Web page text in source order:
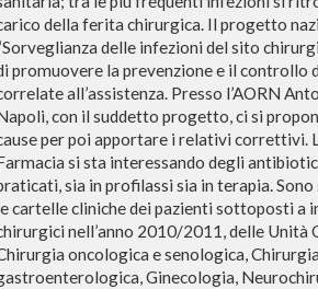
della ferita chirurgica. Il progetto
delle infezioni del sito
promuovere la prevenzione e il controllo
all’assistenza. Presso l’AORN
con il suddetto progetto, ci si
per poi apportare i relativi correttivi.
si sta interessando degli
sia in profilassi sia in terapia.
cartelle cliniche dei pazienti sottoposti a
nell’anno 2010/2011, delle Unità
oncologica e senologica, Chirurgia
Ginecologia,